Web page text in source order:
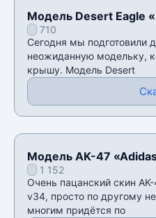
Модель Desert Eagle
(sidearm)» для CSS v34
710
Сегодня мы подготовили
неожиданную модельку,
крышу. Модель Desert
Модель AK-47
1 152
Очень пацанский скин
v34, просто по другому
многим придëтся по